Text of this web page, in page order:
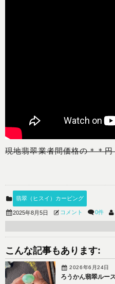
現地翡翠業者間価格の＊＊
翡翠（ヒスイ）カービング
2025年8月5日 コメント 0件
こんな記事もあります:
2026年6月24日
ろうかん翡翠ルー